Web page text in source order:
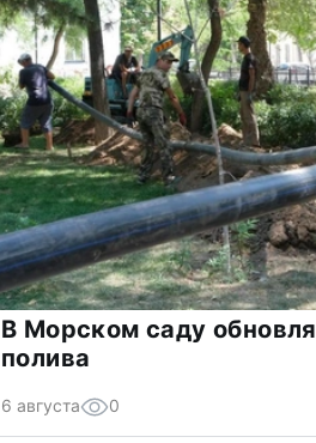
В Морском саду
полива
6 августа 0